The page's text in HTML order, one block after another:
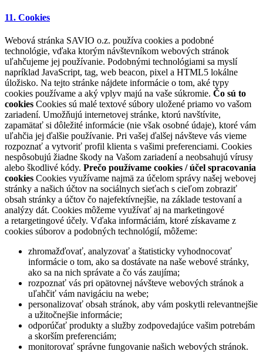
11. Cookies
Webová stránka SAVIO o.z. používa cookies a podobné
technológie, vďaka ktorým návštevníkom webových stránok
uľahčujeme jej používanie. Podobnými technológiami sa myslí
napríklad JavaScript, tag, web beacon, pixel a HTML5 lokálne
úložisko. Na tejto stránke nájdete informácie o tom, aké typy
cookies používame a aký vplyv majú na vaše súkromie. Čo sú to
cookies Cookies sú malé textové súbory uložené priamo vo vašom
zariadení. Umožňujú internetovej stránke, ktorú navštívite,
zapamätať si dôležité informácie (nie však osobné údaje), ktoré vám
uľahčia jej ďalšie používanie. Pri vašej ďalšej návšteve vás vieme
rozpoznať a vytvoriť profil klienta s vašimi preferenciami. Cookies
nespôsobujú žiadne škody na Vašom zariadení a neobsahujú vírusy
alebo škodlivé kódy. Prečo používame cookies / účel spracovania
cookies Cookies využívame najmä za účelom správy našej webovej
stránky a našich účtov na sociálnych sieťach s cieľom zobraziť
obsah stránky a účtov čo najefektívnejšie, na základe testovaní a
analýzy dát. Cookies môžeme využívať aj na marketingové
a retargetingové účely. Vďaka informáciám, ktoré získavame z
cookies súborov a podobných technológií, môžeme:
zhromažďovať, analyzovať a štatisticky vyhodnocovať
informácie o tom, ako sa dostávate na naše webové stránky,
ako sa na nich správate a čo vás zaujíma;
rozpoznať vás pri opätovnej návšteve webových stránok a
uľahčiť vám navigáciu na webe;
personalizovať obsah stránok, aby vám poskytli relevantnejšie
a užitočnejšie informácie;
odporúčať produkty a služby zodpovedajúce vašim potrebám
a skorším preferenciám;
monitorovať správne fungovanie našich webových stránok.